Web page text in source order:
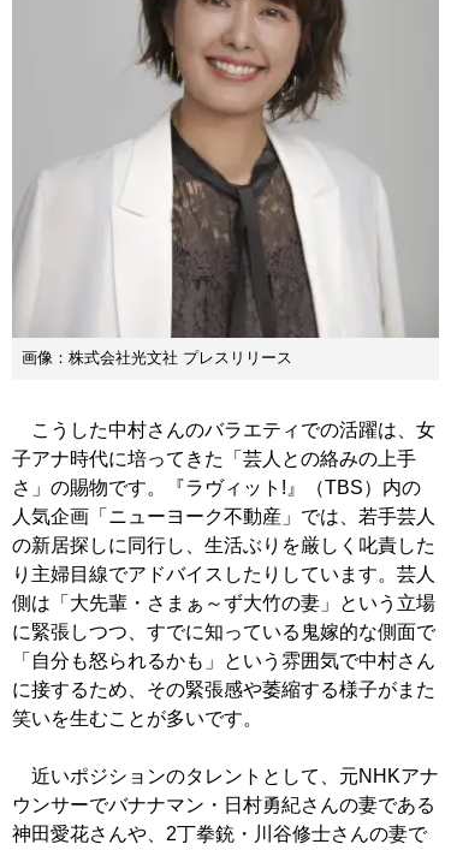
画像：株式会社光文社 プレスリリース
こうした中村さんのバラエティでの活躍は、女
子アナ時代に培ってきた「芸人との絡みの上手
さ」の賜物です。『ラヴィット!』（TBS）内の
人気企画「ニューヨーク不動産」では、若手芸人
の新居探しに同行し、生活ぶりを厳しく叱責した
り主婦目線でアドバイスしたりしています。芸人
側は「大先輩・さまぁ～ず大竹の妻」という立場
に緊張しつつ、すでに知っている鬼嫁的な側面で
「自分も怒られるかも」という雰囲気で中村さん
に接するため、その緊張感や萎縮する様子がまた
笑いを生むことが多いです。
近いポジションのタレントとして、元NHKアナ
ウンサーでバナナマン・日村勇紀さんの妻である
神田愛花さんや、2丁拳銃・川谷修士さんの妻で